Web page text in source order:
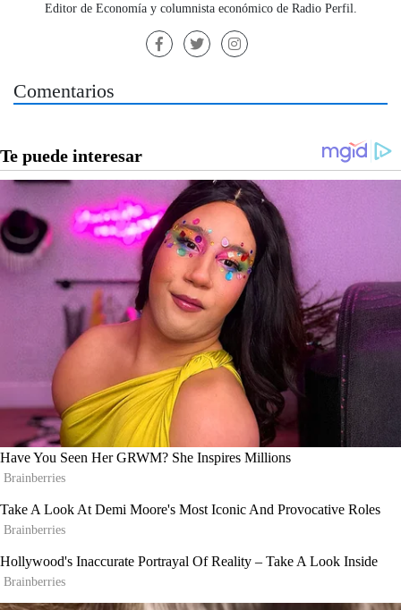
Editor de Economía y columnista económico de Radio Perfil.
Comentarios